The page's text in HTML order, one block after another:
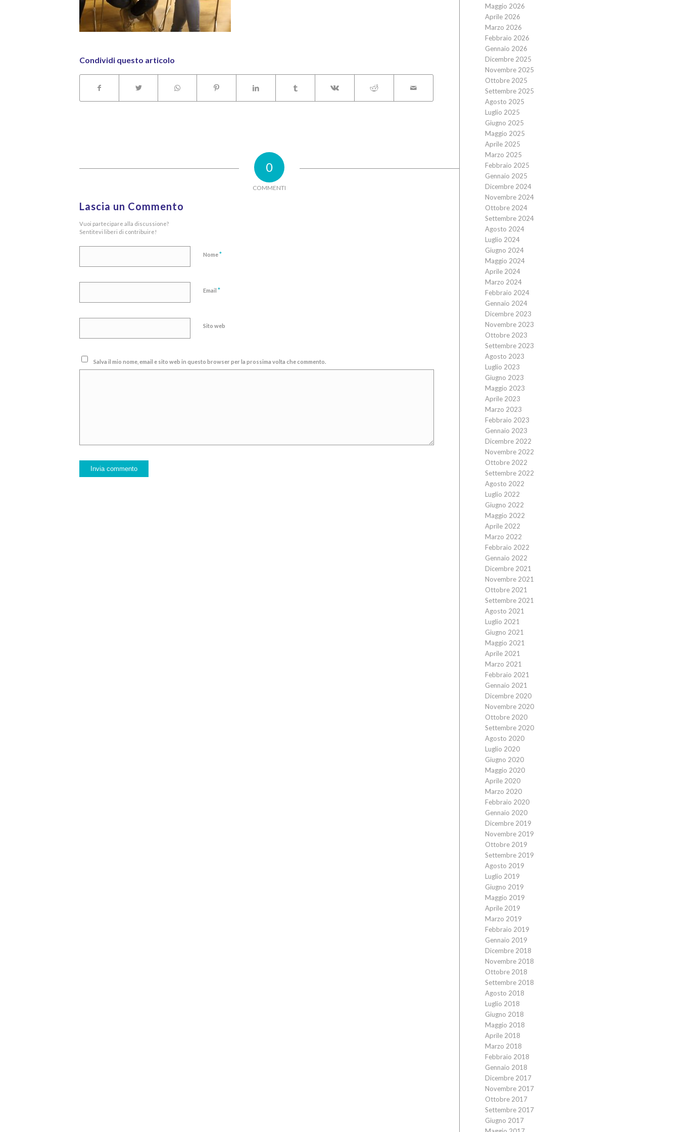
Condividi questo articolo
0
COMMENTI
Lascia un Commento
Vuoi partecipare alla discussione?
Sentitevi liberi di contribuire!
Nome*
Email *
Sito web
Salva il mio nome, email e sito web in questo browser per la prossima volta che commento.
Maggio 2026
Aprile 2026
Marzo 2026
Febbraio 2026
Gennaio 2026
Dicembre 2025
Novembre 2025
Ottobre 2025
Settembre 2025
Agosto 2025
Luglio 2025
Giugno 2025
Maggio 2025
Aprile 2025
Marzo 2025
Febbraio 2025
Gennaio 2025
Dicembre 2024
Novembre 2024
Ottobre 2024
Settembre 2024
Agosto 2024
Luglio 2024
Giugno 2024
Maggio 2024
Aprile 2024
Marzo 2024
Febbraio 2024
Gennaio 2024
Dicembre 2023
Novembre 2023
Ottobre 2023
Settembre 2023
Agosto 2023
Luglio 2023
Giugno 2023
Maggio 2023
Aprile 2023
Marzo 2023
Febbraio 2023
Gennaio 2023
Dicembre 2022
Novembre 2022
Ottobre 2022
Settembre 2022
Agosto 2022
Luglio 2022
Giugno 2022
Maggio 2022
Aprile 2022
Marzo 2022
Febbraio 2022
Gennaio 2022
Dicembre 2021
Novembre 2021
Ottobre 2021
Settembre 2021
Agosto 2021
Luglio 2021
Giugno 2021
Maggio 2021
Aprile 2021
Marzo 2021
Febbraio 2021
Gennaio 2021
Dicembre 2020
Novembre 2020
Ottobre 2020
Settembre 2020
Agosto 2020
Luglio 2020
Giugno 2020
Maggio 2020
Aprile 2020
Marzo 2020
Febbraio 2020
Gennaio 2020
Dicembre 2019
Novembre 2019
Ottobre 2019
Settembre 2019
Agosto 2019
Luglio 2019
Giugno 2019
Maggio 2019
Aprile 2019
Marzo 2019
Febbraio 2019
Gennaio 2019
Dicembre 2018
Novembre 2018
Ottobre 2018
Settembre 2018
Agosto 2018
Luglio 2018
Giugno 2018
Maggio 2018
Aprile 2018
Marzo 2018
Febbraio 2018
Gennaio 2018
Dicembre 2017
Novembre 2017
Ottobre 2017
Settembre 2017
Giugno 2017